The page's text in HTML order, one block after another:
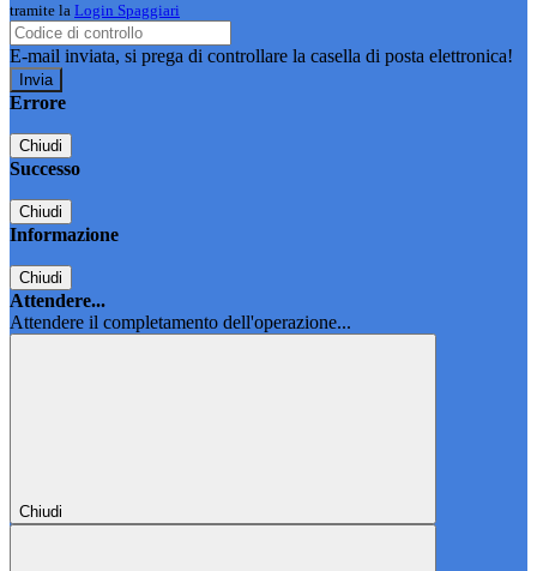
tramite la Login Spaggiari
E-mail inviata, si prega di controllare la casella di posta elettronica!
Errore
Chiudi
Successo
Chiudi
Informazione
Chiudi
Attendere...
Attendere il completamento dell'operazione...
Chiudi